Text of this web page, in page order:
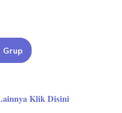
Grup
Klik Disini